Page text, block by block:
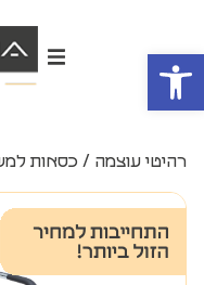
פתח סרגל נגישות
רהיטי עוצמה / כסאות